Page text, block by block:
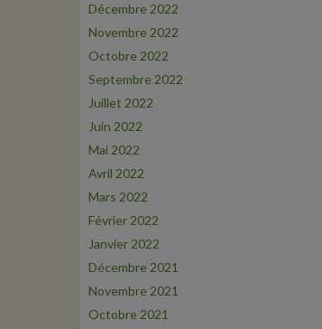
Décembre 2022
Novembre 2022
Octobre 2022
Septembre 2022
Juillet 2022
Juin 2022
Mai 2022
Avril 2022
Mars 2022
Février 2022
Janvier 2022
Décembre 2021
Novembre 2021
Octobre 2021